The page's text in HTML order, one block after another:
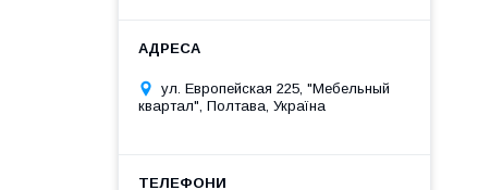
ул. Европейская 225, "Мебельный
квартал", Полтава, Україна